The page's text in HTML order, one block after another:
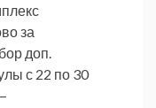
за
доп.
с 22 по 30